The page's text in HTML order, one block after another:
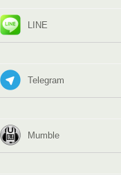
LINE
Telegram
Mumble